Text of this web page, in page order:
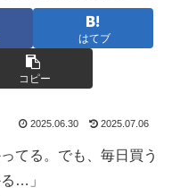
はてブ
コピー
2025.06.30 2025.07.06
てる。でも、毎日買う
…」